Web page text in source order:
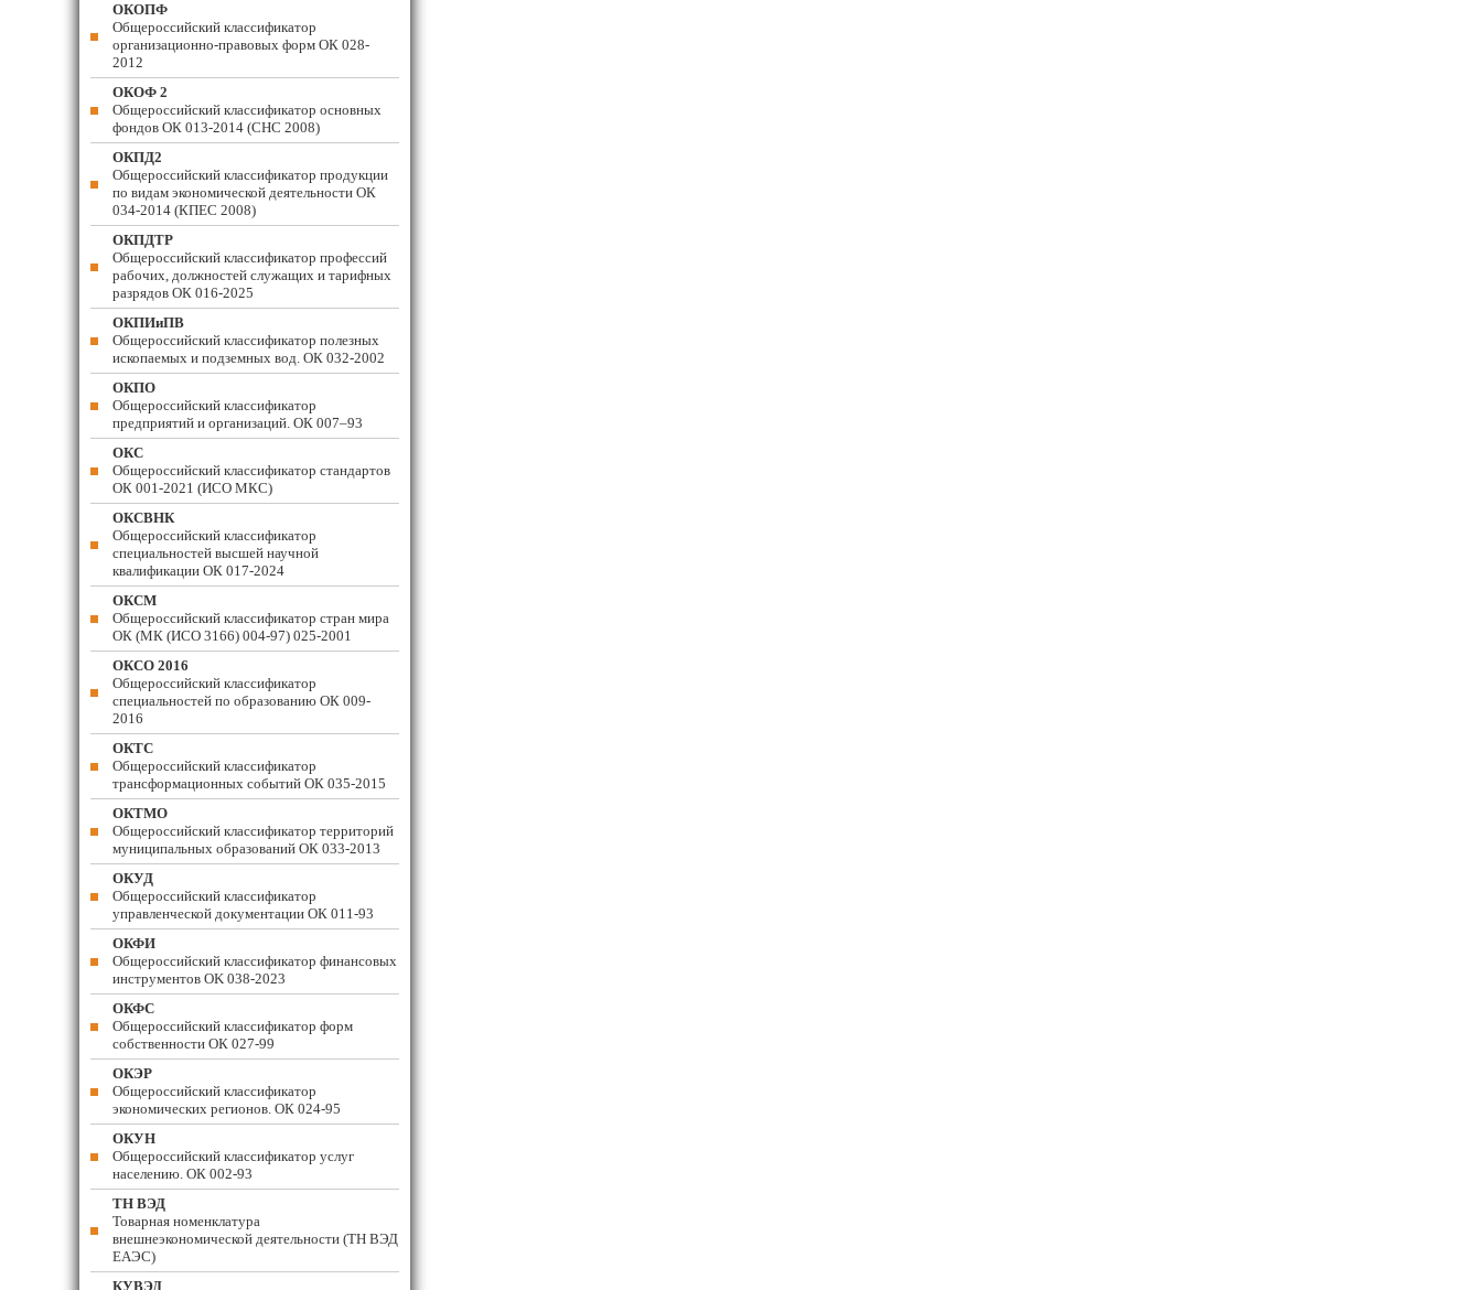
ОКОПФ
Общероссийский классификатор
организационно-правовых форм ОК 028-
2012
ОКОФ 2
Общероссийский классификатор основных
фондов ОК 013-2014 (СНС 2008)
ОКПД2
Общероссийский классификатор продукции
по видам экономической деятельности ОК
034-2014 (КПЕС 2008)
ОКПДТР
Общероссийский классификатор профессий
рабочих, должностей служащих и тарифных
разрядов ОК 016-2025
ОКПИиПВ
Общероссийский классификатор полезных
ископаемых и подземных вод. ОК 032-2002
ОКПО
Общероссийский классификатор
предприятий и организаций. ОК 007–93
ОКС
Общероссийский классификатор стандартов
ОК 001-2021 (ИСО МКС)
ОКСВНК
Общероссийский классификатор
специальностей высшей научной
квалификации ОК 017-2024
ОКСМ
Общероссийский классификатор стран мира
ОК (МК (ИСО 3166) 004-97) 025-2001
ОКСО 2016
Общероссийский классификатор
специальностей по образованию ОК 009-
2016
ОКТС
Общероссийский классификатор
трансформационных событий ОК 035-2015
ОКТМО
Общероссийский классификатор территорий
муниципальных образований ОК 033-2013
ОКУД
Общероссийский классификатор
управленческой документации ОК 011-93
ОКФИ
Общероссийский классификатор финансовых
инструментов OK 038-2023
ОКФС
Общероссийский классификатор форм
собственности ОК 027-99
ОКЭР
Общероссийский классификатор
экономических регионов. ОК 024-95
ОКУН
Общероссийский классификатор услуг
населению. ОК 002-93
ТН ВЭД
Товарная номенклатура
внешнеэкономической деятельности (ТН ВЭД
ЕАЭС)
КУВЭД